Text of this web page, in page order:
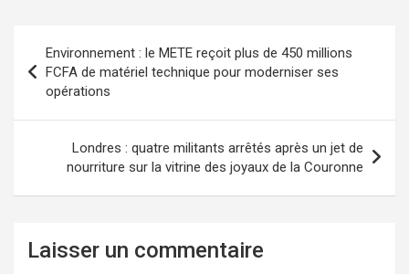
Environnement : le METE reçoit plus de 450 millions
FCFA de matériel technique pour moderniser ses
opérations
Londres : quatre militants arrêtés après un jet de
nourriture sur la vitrine des joyaux de la Couronne
Laisser un commentaire